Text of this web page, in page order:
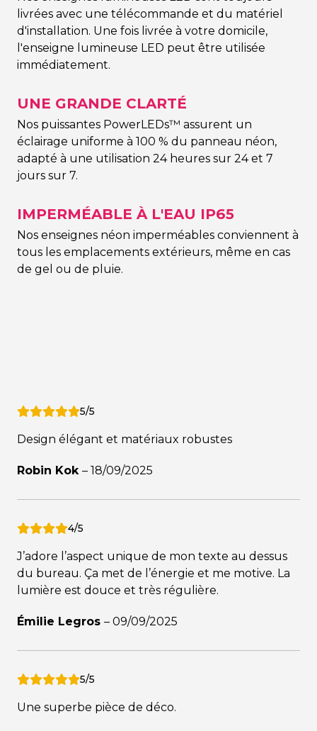
livrées avec une télécommande et du matériel
d'installation. Une fois livrée à votre domicile,
l'enseigne lumineuse LED peut être utilisée
immédiatement.
UNE GRANDE CLARTÉ
Nos puissantes PowerLEDs™ assurent un
éclairage uniforme à 100 % du panneau néon,
adapté à une utilisation 24 heures sur 24 et 7
jours sur 7.
IMPERMÉABLE À L'EAU IP65
Nos enseignes néon imperméables conviennent à
tous les emplacements extérieurs, même en cas
de gel ou de pluie.
5/5
Design élégant et matériaux robustes
Robin Kok – 18/09/2025
4/5
J’adore l’aspect unique de mon texte au dessus
du bureau. Ça met de l’énergie et me motive. La
lumière est douce et très régulière.
Émilie Legros – 09/09/2025
5/5
Une superbe pièce de déco.